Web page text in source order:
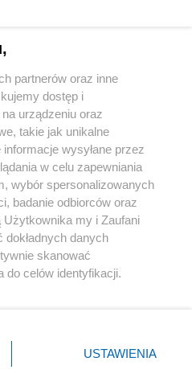
Instagram Youtube
partnerów oraz inne
dostęp i
urządzeniu oraz
takie jak unikalne
wysyłane przez
w celu zapewniania
wybór spersonalizowanych
badanie odbiorców oraz
Użytkownika my i Zaufani
danych
skanować
do celów identyfikacji.
ustawień prywatności
rogu strony
USTAWIENIA